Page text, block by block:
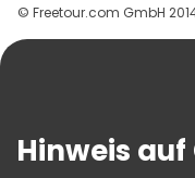
Hilfe
AGB Und Rechtliches
© Freetour.com GmbH
Hinweis auf